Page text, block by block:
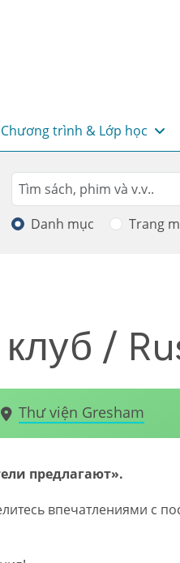
Chương trình & Lớp học
Search
Tìm kiếm
Danh mục Trang
/
Thư viện Gresham
предлагают».
впечатлениями с